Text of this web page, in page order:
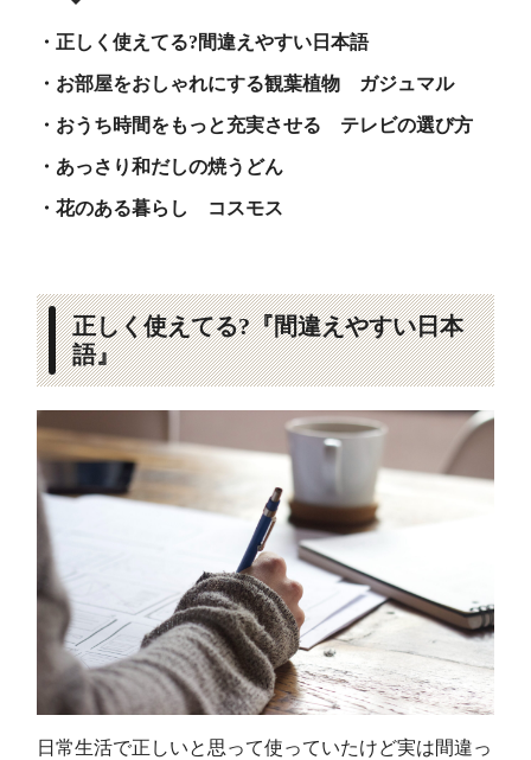
・正しく使えてる?間違えやすい日本語
・お部屋をおしゃれにする観葉植物 ガジュマル
・おうち時間をもっと充実させる テレビの選び方
・あっさり和だしの焼うどん
・花のある暮らし コスモス
正しく使えてる?『間違えやすい日本
語』
日常生活で正しいと思って使っていたけど実は間違っ